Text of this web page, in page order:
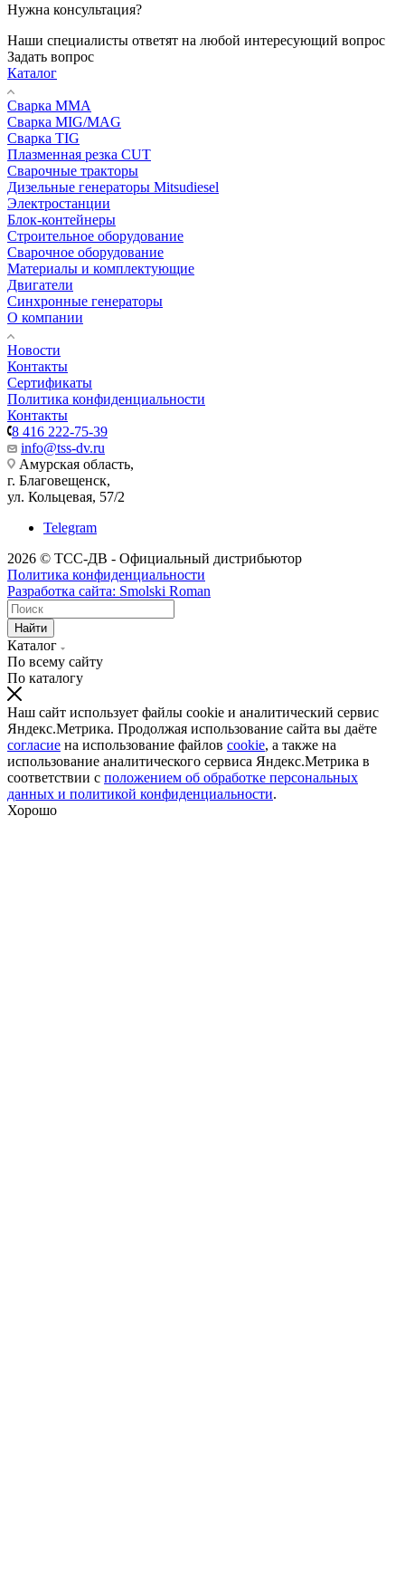
Нужна консультация?
Наши специалисты ответят на любой интересующий вопрос
Задать вопрос
Каталог
Сварка MMA
Сварка MIG/MAG
Сварка TIG
Плазменная резка CUT
Сварочные тракторы
Дизельные генераторы Mitsudiesel
Электростанции
Блок-контейнеры
Строительное оборудование
Сварочное оборудование
Материалы и комплектующие
Двигатели
Синхронные генераторы
О компании
Новости
Контакты
Сертификаты
Политика конфиденциальности
Контакты
8 416 222-75-39
info@tss-dv.ru
Амурская область,
г. Благовещенск,
ул. Кольцевая, 57/2
Telegram
2026 © ТСС-ДВ - Официальный дистрибьютор
Политика конфиденциальности
Разработка сайта: Smolski Roman
Найти
Каталог
По всему сайту
По каталогу
Наш сайт использует файлы cookie и аналитический сервис
Яндекс.Метрика. Продолжая использование сайта вы даёте
согласие на использование файлов cookie, а также на
использование аналитического сервиса Яндекс.Метрика в
соответствии с положением об обработке персональных
данных и политикой конфиденциальности.
Хорошо